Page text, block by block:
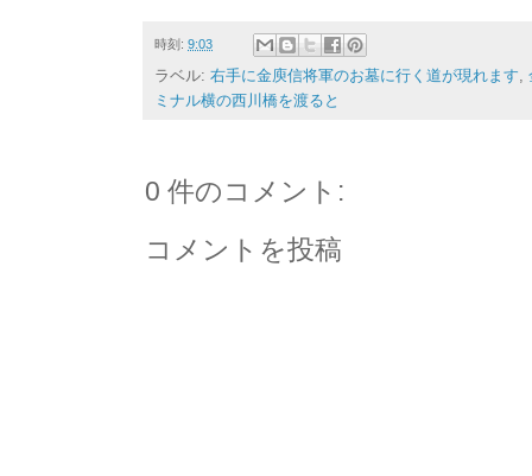
時刻: 9:03
ラベル: 右手に金庾信将軍のお墓に行く道が現れます
ミナル横の西川橋を渡ると
0 件のコメント:
コメントを投稿